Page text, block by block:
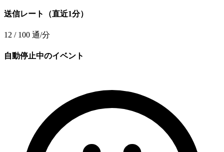
送信レート（直近1分）
12 / 100 通/分
自動停止中のイベント